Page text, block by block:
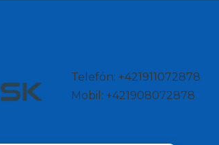
Telefón: +421911072878
Mobil: +421908072878